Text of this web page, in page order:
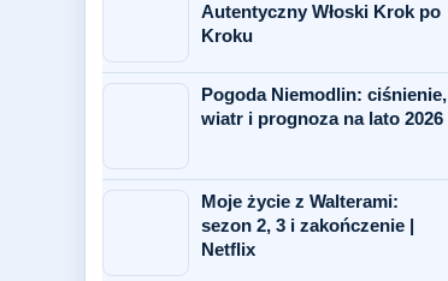
Autentyczny Włoski Krok po
Kroku
Pogoda Niemodlin: ciśnienie,
wiatr i prognoza na lato 2026
Moje życie z Walterami:
sezon 2, 3 i zakończenie |
Netflix